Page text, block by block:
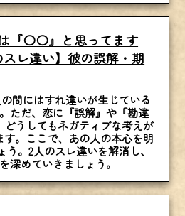
『〇〇』と思ってます
スレ違い】彼の誤解・期
の間にはすれ違いが生じている
ただ、恋に『誤解』や『勘違
どうしてもネガティブな考えが
。ここで、あの人の本心を明
。2人のスレ違いを解消し、
深めていきましょう。